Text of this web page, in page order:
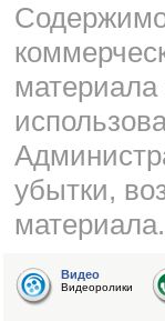
убытки,
материала.
Видео
Видеоролики